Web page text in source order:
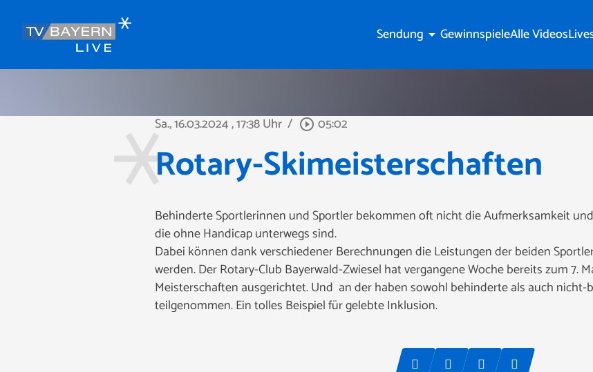
Sendung arrow_drop_down GewinnspieleAlle Videos
Sa., 16.03.2024, 17:38 Uhr / play_circle_outline 05:02
Rotary-Skimeisterschaften
Behinderte Sportlerinnen und Sportler bekommen oft nicht die Aufmerksamkeit
die ohne Handicap unterwegs sind.
Dabei können dank verschiedener Berechnungen die Leistungen der beiden
werden. Der Rotary-Club Bayerwald-Zwiesel hat vergangene Woche bereits zum 7.
Meisterschaften ausgerichtet. Und an der haben sowohl behinderte als auch
teilgenommen. Ein tolles Beispiel für gelebte Inklusion.